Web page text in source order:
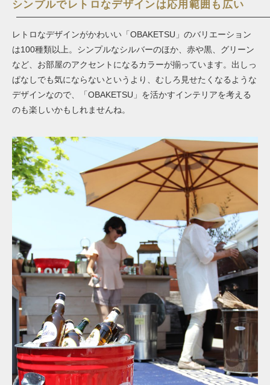
シンプルでレトロなデザインは応用範囲も広い
レトロなデザインがかわいい「OBAKETSU」のバリエーション
は100種類以上。シンプルなシルバーのほか、赤や黒、グリーン
など、お部屋のアクセントになるカラーが揃っています。出しっ
ぱなしでも気にならないというより、むしろ見せたくなるような
デザインなので、「OBAKETSU」を活かすインテリアを考える
のも楽しいかもしれませんね。